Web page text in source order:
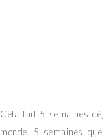
Cela fait 5 semaines
monde. 5 semaines